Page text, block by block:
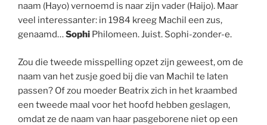
naam (Hayo) vernoemd is naar zijn vader (Haijo). Maar
veel interessanter: in 1984 kreeg Machil een zus,
genaamd…Sophi Philomeen. Juist. Sophi-zonder-e.
Zou die tweede misspelling opzet zijn geweest, om de
naam van het zusje goed bij die van Machil te laten
passen? Of zou moeder Beatrix zich in het kraambed
een tweede maal voor het hoofd hebben geslagen,
omdat ze de naam van haar pasgeborene niet op een